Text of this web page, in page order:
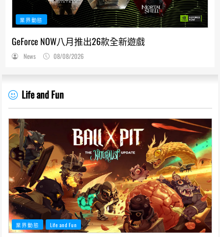
業界動態
GeForce NOW八月推出26款全新遊戲
News 08/08/2026
Life and Fun
業界動態 Life and Fun